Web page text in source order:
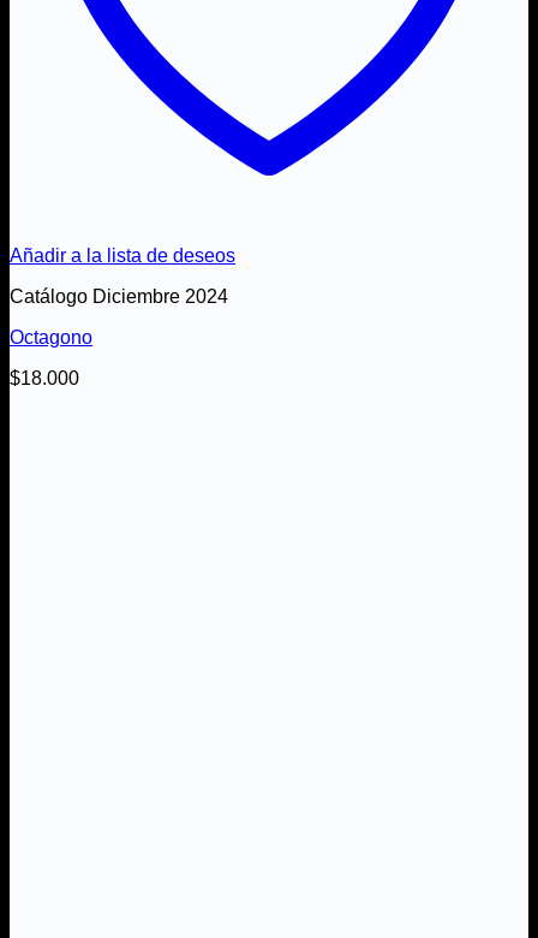
Añadir a la lista de deseos
Catálogo Diciembre 2024
Octagono
$18.000